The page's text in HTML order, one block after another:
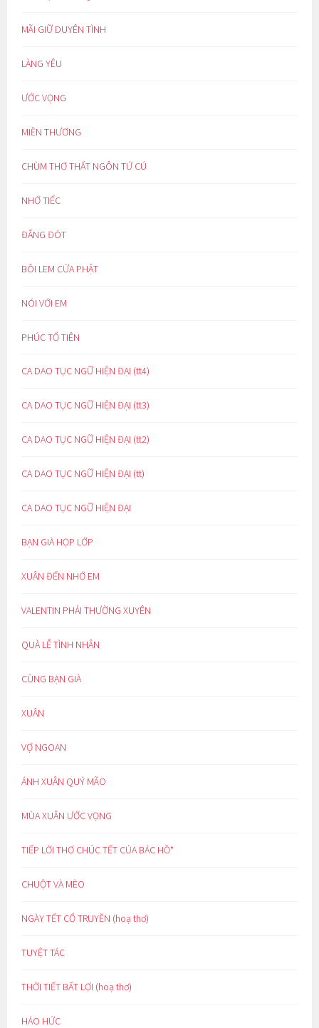
MÃI GIỮ DUYÊN TÌNH
LÀNG YÊU
ƯỚC VỌNG
MIỀN THƯƠNG
CHÙM THƠ THẤT NGÔN TỨ CÚ
NHỚ TIẾC
ĐẮNG ĐÓT
BÔI LEM CỬA PHẬT
NÓI VỚI EM
PHÚC TỔ TIÊN
CA DAO TỤC NGỮ HIỆN ĐẠI (tt4)
CA DAO TỤC NGỮ HIỆN ĐẠI (tt3)
CA DAO TỤC NGỮ HIỆN ĐẠI (tt2)
CA DAO TỤC NGỮ HIỆN ĐẠI (tt)
CA DAO TỤC NGỮ HIỆN ĐẠI
BẠN GIÀ HỌP LỚP
XUÂN ĐẾN NHỚ EM
VALENTIN PHẢI THƯỜNG XUYÊN
QUÀ LỄ TÌNH NHÂN
CÙNG BẠN GIÀ
XUÂN
VỢ NGOAN
ÁNH XUÂN QUÝ MÃO
MÙA XUÂN ƯỚC VỌNG
TIẾP LỜI THƠ CHÚC TẾT CỦA BÁC HỒ*
CHUỘT VÀ MÈO
NGÀY TẾT CỔ TRUYỀN (hoạ thơ)
TUYỆT TÁC
THỜI TIẾT BẤT LỢI (hoạ thơ)
HÁO HỨC